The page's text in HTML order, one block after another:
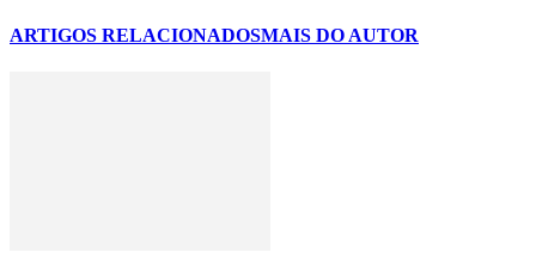
ARTIGOS RELACIONADOSMAIS DO AUTOR